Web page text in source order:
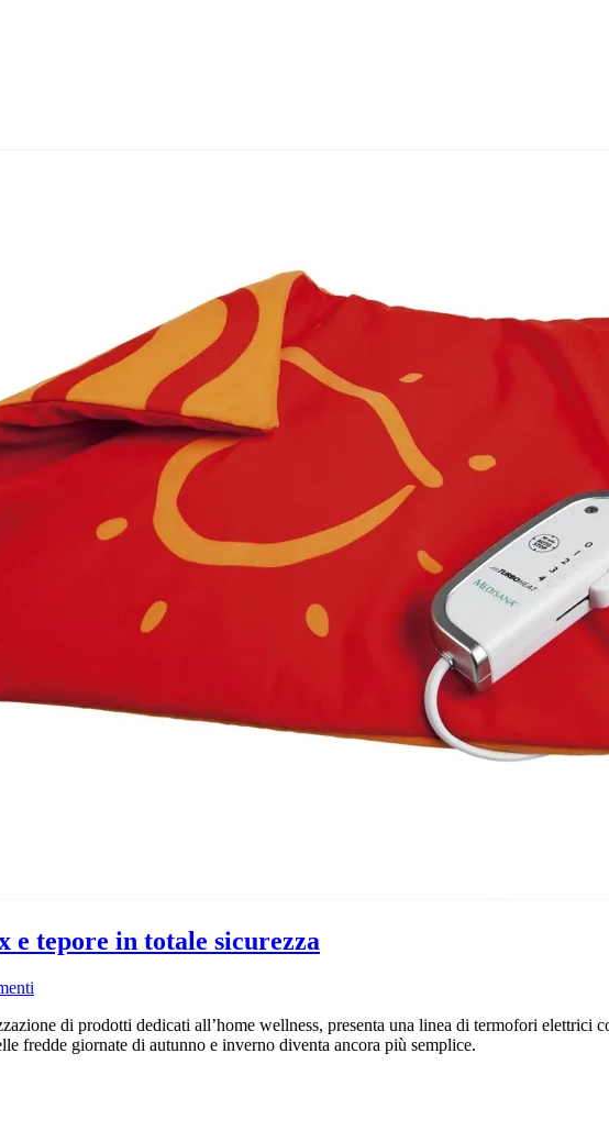
tepore in totale sicurezza
di prodotti dedicati all’home wellness, presenta una linea di termofori
fredde giornate di autunno e inverno diventa ancora più semplice.